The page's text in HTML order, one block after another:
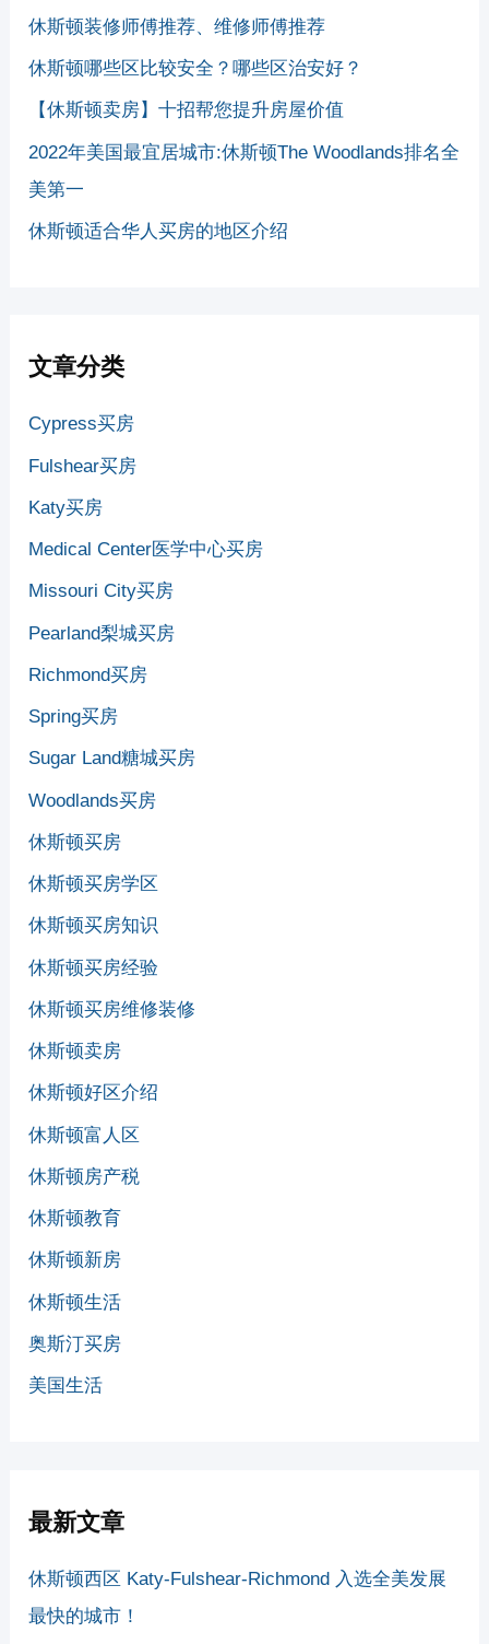
休斯顿装修师傅推荐、维修师傅推荐
休斯顿哪些区比较安全？哪些区治安好？
【休斯顿卖房】十招帮您提升房屋价值
2022年美国最宜居城市:休斯顿The Woodlands排名全
美第一
休斯顿适合华人买房的地区介绍
文章分类
Cypress买房
Fulshear买房
Katy买房
Medical Center医学中心买房
Missouri City买房
Pearland梨城买房
Richmond买房
Spring买房
Sugar Land糖城买房
Woodlands买房
休斯顿买房
休斯顿买房学区
休斯顿买房知识
休斯顿买房经验
休斯顿买房维修装修
休斯顿卖房
休斯顿好区介绍
休斯顿富人区
休斯顿房产税
休斯顿教育
休斯顿新房
休斯顿生活
奥斯汀买房
美国生活
最新文章
休斯顿西区 Katy-Fulshear-Richmond 入选全美发展
最快的城市！